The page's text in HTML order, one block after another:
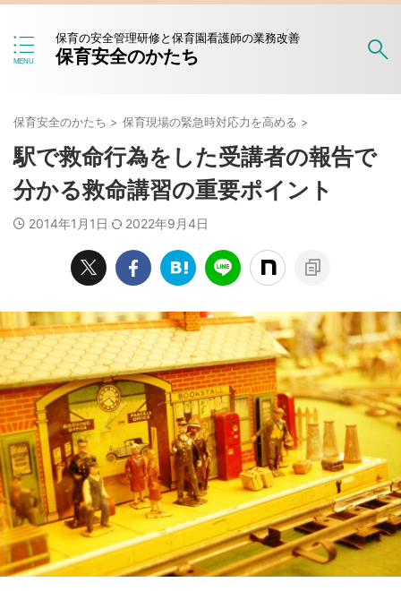
保育の安全管理研修と保育園看護師の業務改善
保育安全のかたち
保育安全のかたち > 保育現場の緊急時対応力を高める >
駅で救命行為をした受講者の報告で
分かる救命講習の重要ポイント
2014年1月1日 2022年9月4日